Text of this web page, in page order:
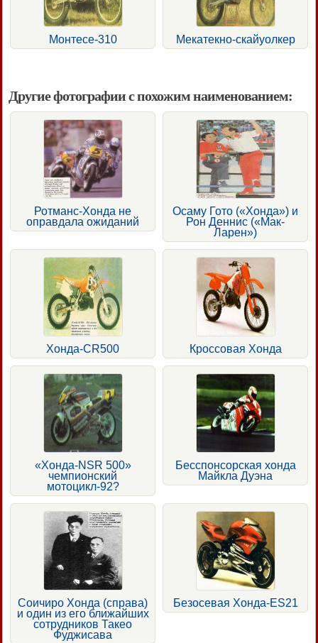
Монтесе-310 Мекатекно-скайуолкер
Другие фотографии с похожим наименованием:
Ротманс-Хонда не
оправдала ожиданий
Осаму Гото («Хонда») и
Рон Деннис («Мак-
Ларен»)
Хонда-CR500 Кроссовая Хонда
«Хонда-NSR 500»
чемпионский
мотоцикл-92?
Бесспонсорская хонда
Майкла Дуэна
Соичиро Хонда (справа)
и один из его ближайших
сотрудников Такео
Фуджисава
Безосевая Хонда-ES21